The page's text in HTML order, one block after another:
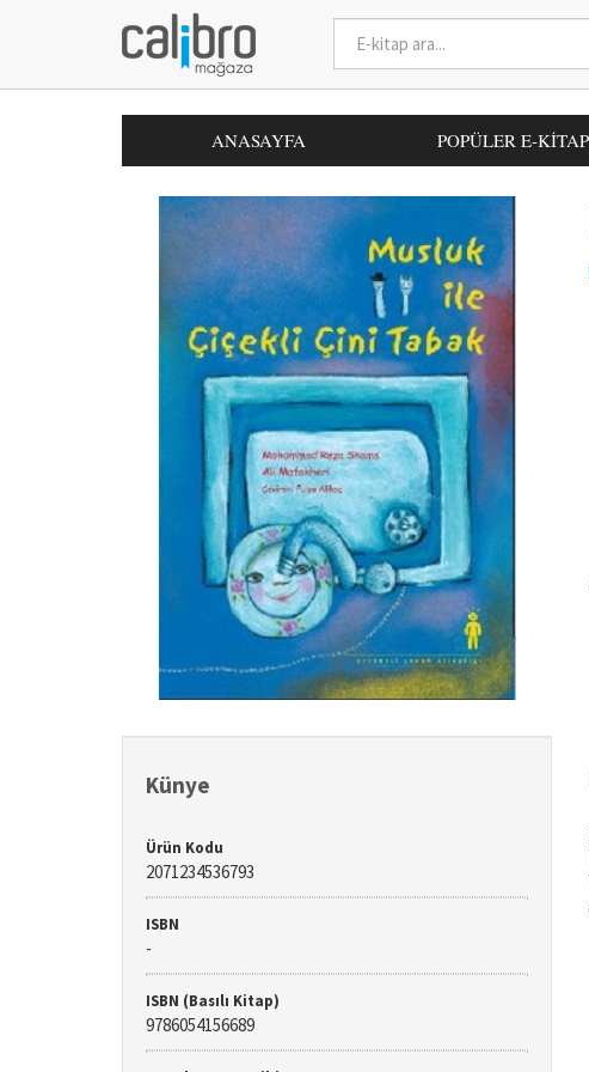
ANASAYFA POPÜLER E-
Künye
Ürün Kodu
2071234536793
ISBN
-
ISBN (Basılı Kitap)
9786054156689